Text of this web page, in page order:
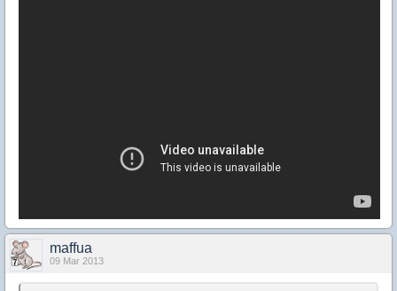
maffua
09 Mar 2013